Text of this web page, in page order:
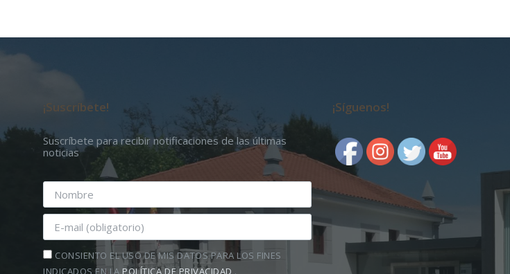
¡Suscríbete!
Suscríbete para recibir notificaciones de las últimas
noticias
CONSIENTO EL USO DE MIS DATOS PARA LOS FINES
INDICADOS EN LAPOLÍTICA DE PRIVACIDAD .
¡Síguenos!